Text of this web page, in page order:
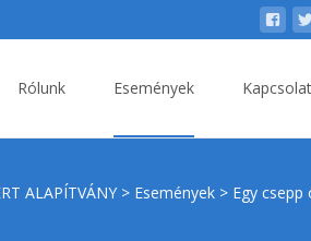
Rólunk Események Kapcsolat
ALAPÍTVÁNY > Események > Egy csepp